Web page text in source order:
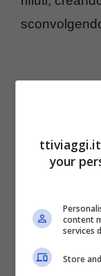
Le
ingannevole
ttiviaggi.it
your
content
services
Store